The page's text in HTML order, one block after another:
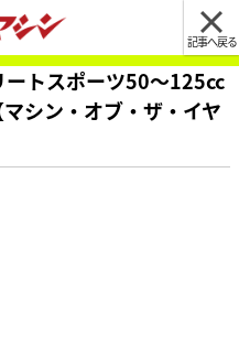
記事へ戻る
トスポーツ50〜125cc
シン・オブ・ザ・イヤ